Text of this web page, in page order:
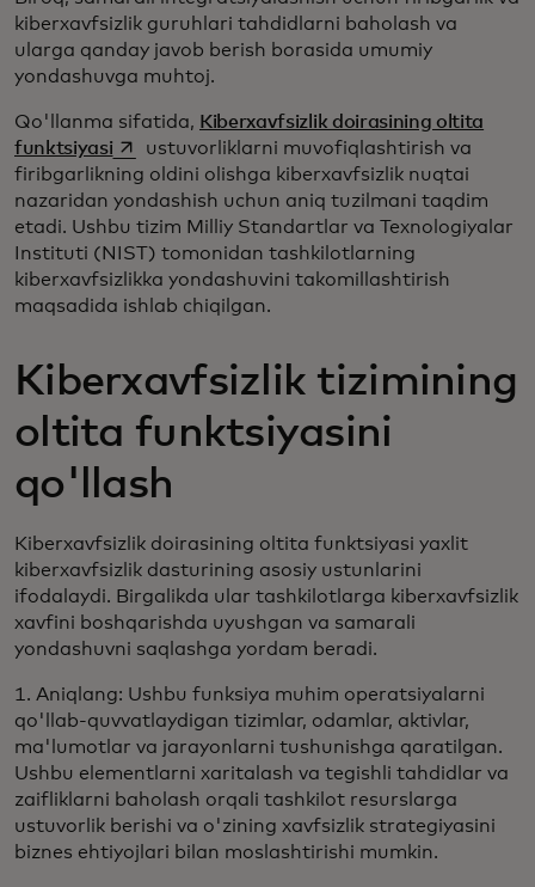
kiberxavfsizlik guruhlari tahdidlarni baholash va
ularga qanday javob berish borasida umumiy
yondashuvga muhtoj.
​​Qo'llanma sifatida, Kiberxavfsizlik doirasining oltita
funktsiyasiopens in a new tab
ustuvorliklarni muvofiqlashtirish va
firibgarlikning oldini olishga kiberxavfsizlik nuqtai
nazaridan yondashish uchun aniq tuzilmani taqdim
etadi. Ushbu tizim Milliy Standartlar va Texnologiyalar
Instituti (NIST) tomonidan tashkilotlarning
kiberxavfsizlikka yondashuvini takomillashtirish
maqsadida ishlab chiqilgan.
Kiberxavfsizlik tizimining
oltita funktsiyasini
qo'llash
Kiberxavfsizlik doirasining oltita funktsiyasi yaxlit
kiberxavfsizlik dasturining asosiy ustunlarini
ifodalaydi. Birgalikda ular tashkilotlarga kiberxavfsizlik
xavfini boshqarishda uyushgan va samarali
yondashuvni saqlashga yordam beradi.
1. Aniqlang: Ushbu funksiya muhim operatsiyalarni
qo'llab-quvvatlaydigan tizimlar, odamlar, aktivlar,
ma'lumotlar va jarayonlarni tushunishga qaratilgan.
Ushbu elementlarni xaritalash va tegishli tahdidlar va
zaifliklarni baholash orqali tashkilot resurslarga
ustuvorlik berishi va o'zining xavfsizlik strategiyasini
biznes ehtiyojlari bilan moslashtirishi mumkin.